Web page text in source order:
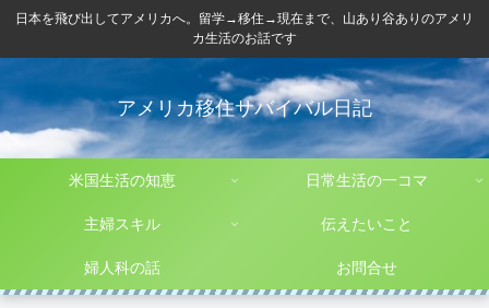
日本を飛び出してアメリカへ。留学→移住→現在まで、山あり谷ありのアメリ
カ生活のお話です
アメリカ移住サバイバル日記
米国生活の知恵 日常生活の一コマ
主婦スキル 伝えたいこと
婦人科の話 お問合せ